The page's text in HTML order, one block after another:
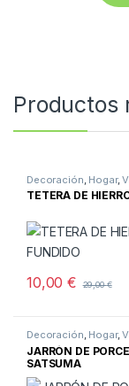
Productos
Decoración Hogar,
TETERA DE
10,00€ 29,00€
Decoración, Hogar,
JARRÓN DE
SATSUMA